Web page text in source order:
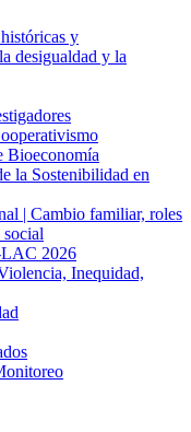
y
desigualdad y la
Bioeconomía
la Sostenibilidad en
| Cambio familiar, roles
social
2026
Inequidad,